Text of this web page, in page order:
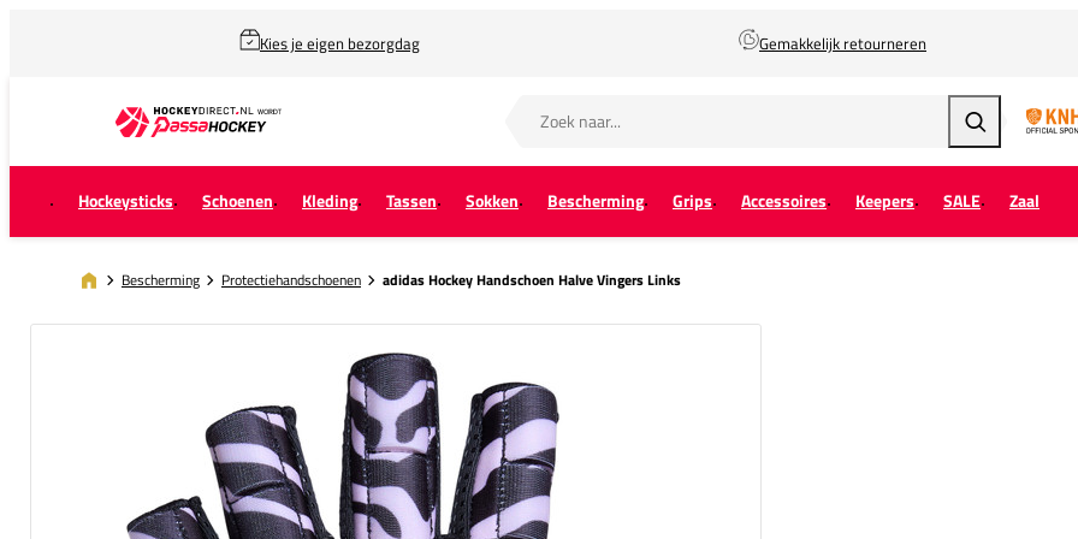
Kies je eigen bezorgdag Gemakkelijk retourneren
Zoeken
Hockeysticks Schoenen Kleding Tassen Sokken Bescherming Grips Accessoires Keepers SALE Zaal
Bescherming Protectiehandschoenen adidas Hockey Handschoen Halve Vingers Links